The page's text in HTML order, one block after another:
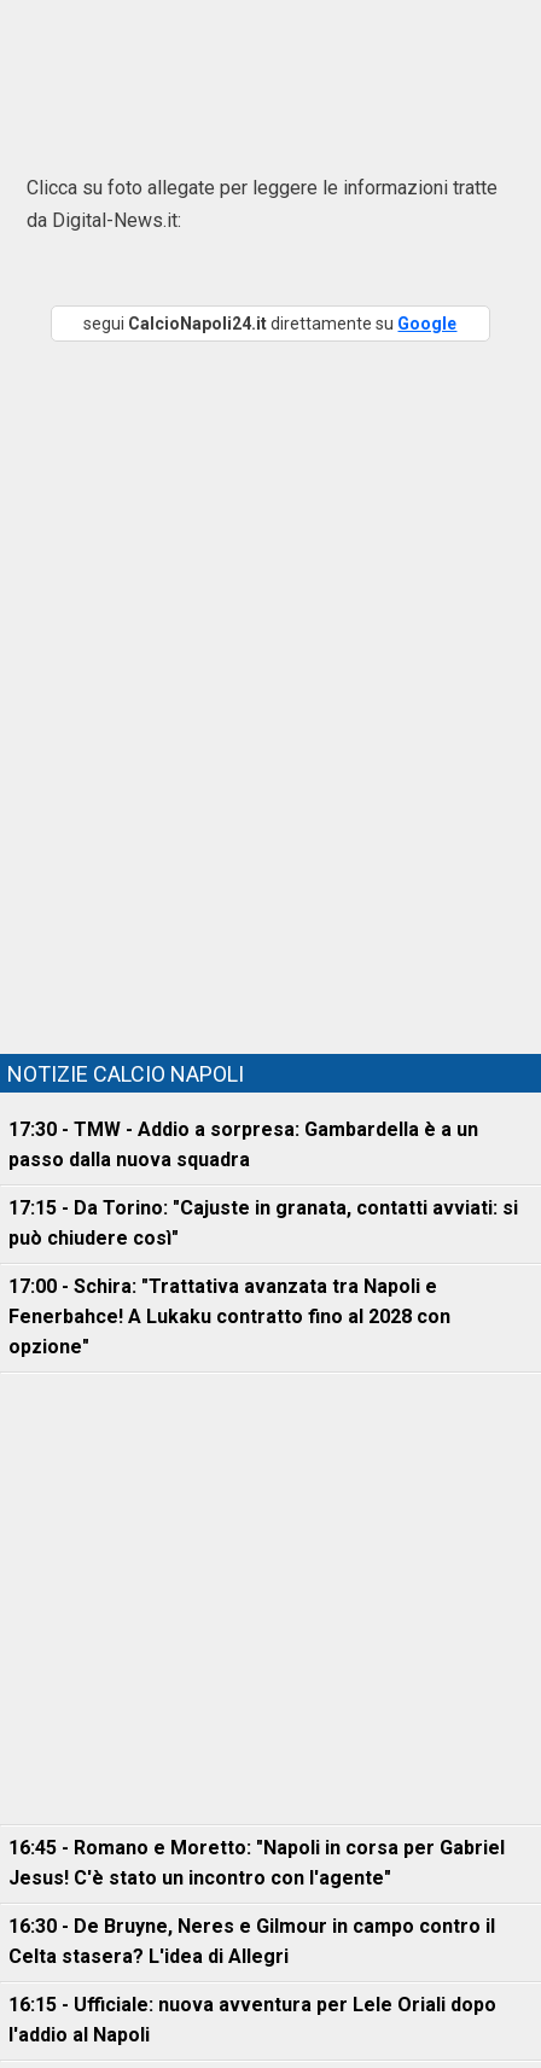
Clicca su foto allegate per leggere le informazioni tratte
da Digital-News.it:
segui CalcioNapoli24.itdirettamente su Google
NOTIZIE CALCIO NAPOLI
17:30 - TMW - Addio a sorpresa: Gambardella è a un
passo dalla nuova squadra
17:15 - Da Torino: "Cajuste in granata, contatti avviati: si
può chiudere così"
17:00 - Schira: "Trattativa avanzata tra Napoli e
Fenerbahce! A Lukaku contratto fino al 2028 con
opzione"
16:45 - Romano e Moretto: "Napoli in corsa per Gabriel
Jesus! C'è stato un incontro con l'agente"
16:30 - De Bruyne, Neres e Gilmour in campo contro il
Celta stasera? L'idea di Allegri
16:15 - Ufficiale: nuova avventura per Lele Oriali dopo
l'addio al Napoli